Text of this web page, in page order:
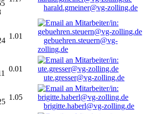
harald.gmeiner@vg-zolling.de
1.01
gebuehren.steuern@vg-
zolling.de
0.01
ute.gresser@vg-zolling.de
1.05
brigitte.haberl@vg-zolling.de